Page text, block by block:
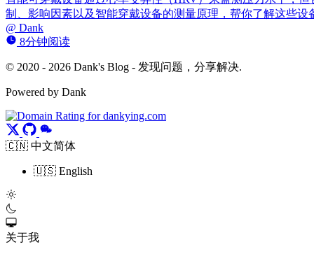
制、影响因素以及智能穿戴设备的测量原理，帮你了解这些
@ Dank
8分钟阅读
© 2020 - 2026 Dank's Blog - 发现问题，分享解决.
Powered by Dank
🇨🇳 中文简体
🇺🇸 English
关于我